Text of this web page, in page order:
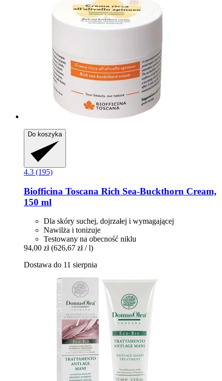
Do koszyka
4.3 (195)
Biofficina Toscana Rich Sea-​Buckthorn Cream,
150 ml
Dla skóry suchej, dojrzałej i wymagającej
Nawilża i tonizuje
Testowany na obecność niklu
94,00 zł (626,67 zł / l)
Dostawa do 11 sierpnia